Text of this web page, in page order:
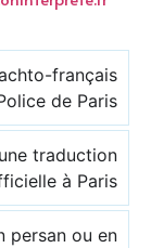
français
de Paris ?
traduction
à Paris ?
persan ou en